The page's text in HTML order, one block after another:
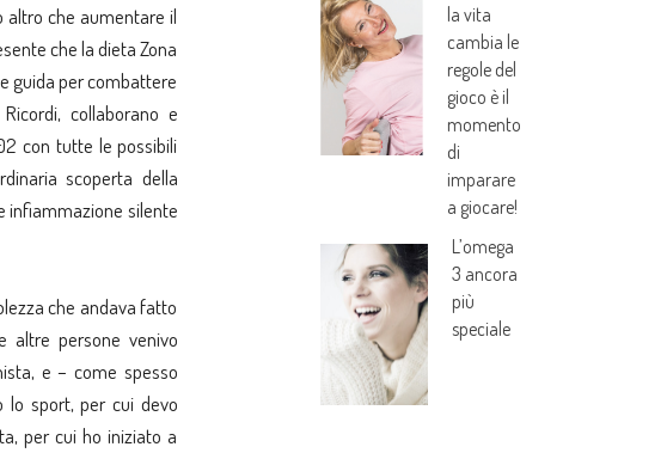
altro che aumentare il
che la dieta Zona
guida per combattere
collaborano e
con tutte le possibili
scoperta della
infiammazione silente
che andava fatto
altre persone venivo
e – come spesso
lo sport, per cui devo
per cui ho iniziato a
la vita
cambia le
regole del
gioco è il
momento
di
imparare
a giocare!
L’omega
3 ancora
più
speciale